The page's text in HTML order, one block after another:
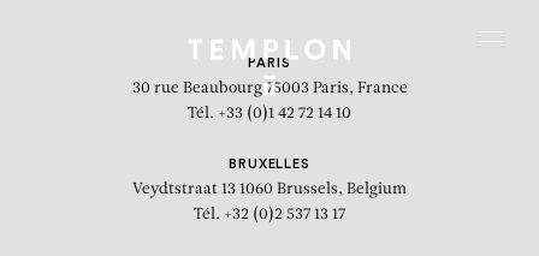
PARIS
30 rue Beaubourg 75003 Paris, France
Tél. +33 (0)1 42 72 14 10
BRUXELLES
Veydtstraat 13 1060 Brussels, Belgium
Tél. +32 (0)2 537 13 17